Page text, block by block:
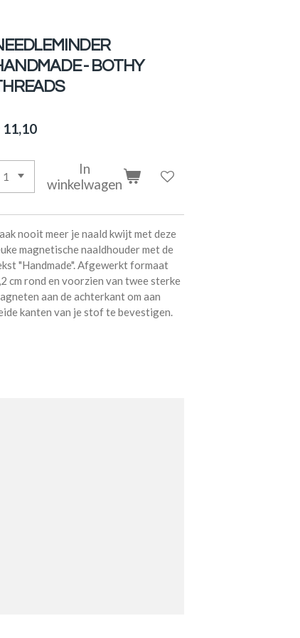
- BOTHY
11,10
In
winkelwagen
nooit meer je naald kwijt met deze
magnetische naaldhouder met de
"Handmade". Afgewerkt formaat
cm rond en voorzien van twee sterke
aan de achterkant om aan
kanten van je stof te bevestigen.